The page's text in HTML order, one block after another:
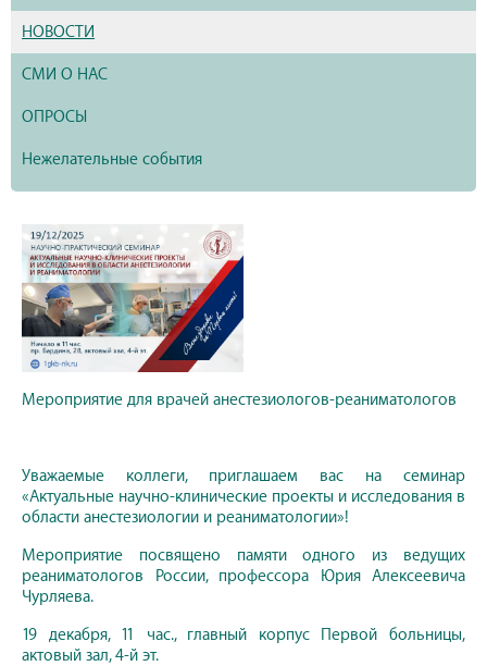
НОВОСТИ
СМИ О НАС
ОПРОСЫ
Нежелательные события
Мероприятие для врачей анестезиологов-реаниматологов
Уважаемые коллеги, приглашаем вас на семинар
«Актуальные научно-клинические проекты и исследования в
области анестезиологии и реаниматологии»!
Мероприятие посвящено памяти одного из ведущих
реаниматологов России, профессора Юрия Алексеевича
Чурляева.
19 декабря, 11 час., главный корпус Первой больницы,
актовый зал, 4-й эт.